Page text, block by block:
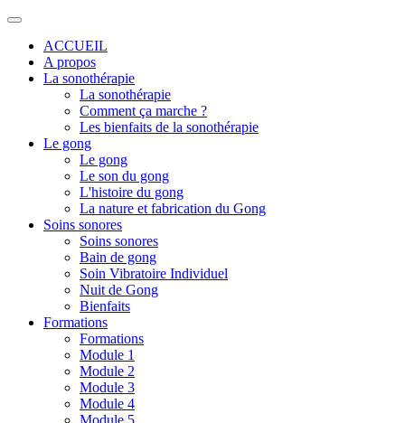
ACCUEIL
A propos
La sonothérapie
La sonothérapie
Comment ça marche ?
Les bienfaits de la sonothérapie
Le gong
Le gong
Le son du gong
L'histoire du gong
La nature et fabrication du Gong
Soins sonores
Soins sonores
Bain de gong
Soin Vibratoire Individuel
Nuit de Gong
Bienfaits
Formations
Formations
Module 1
Module 2
Module 3
Module 4
Module 5